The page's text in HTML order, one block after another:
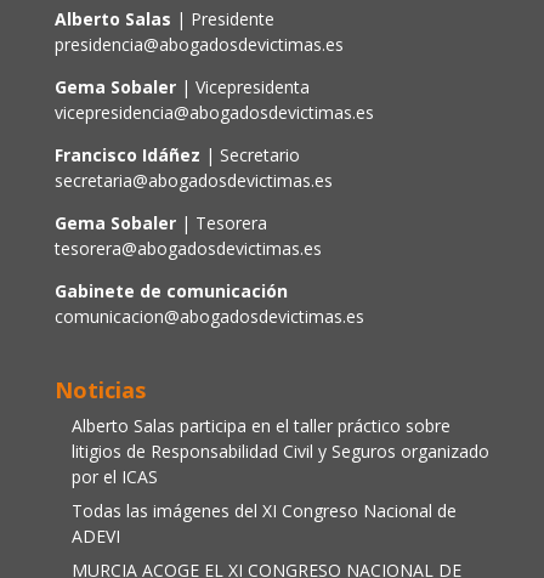
Alberto Salas | Presidente
presidencia@abogadosdevictimas.es
Gema Sobaler | Vicepresidenta
vicepresidencia@abogadosdevictimas.es
Francisco Idáñez | Secretario
secretaria@abogadosdevictimas.es
Gema Sobaler| Tesorera
tesorera@abogadosdevictimas.es
Gabinete de comunicación
comunicacion@abogadosdevictimas.es
Noticias
Alberto Salas participa en el taller práctico sobre
litigios de Responsabilidad Civil y Seguros organizado
por el ICAS
Todas las imágenes del XI Congreso Nacional de
ADEVI
MURCIA ACOGE EL XI CONGRESO NACIONAL DE